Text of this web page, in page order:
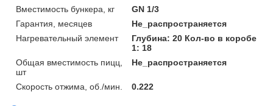
Вместимость бункера, кг
GN 1/3
Гарантия, месяцев
Не_распространяется
Нагревательный элемент
Глубина: 20 Кол-во в коробе
1: 18
Общая вместимость пицц,
шт
Не_распространяется
Скорость отжима, об./мин. 0.222